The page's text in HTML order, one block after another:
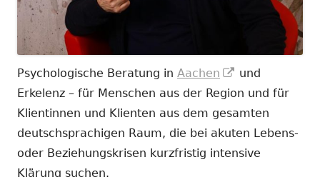
Psychologische Beratung in Aachen
In
neuem
Fenster
öffnen
und
Erkelenz – für Menschen aus der Region und für
Klientinnen und Klienten aus dem gesamten
deutschsprachigen Raum, die bei akuten Lebens-
oder Beziehungskrisen kurzfristig intensive
Klärung suchen.